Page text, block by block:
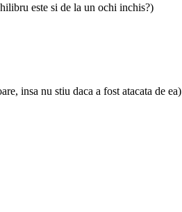
este si de la un ochi inchis?)
insa nu stiu daca a fost atacata de ea)